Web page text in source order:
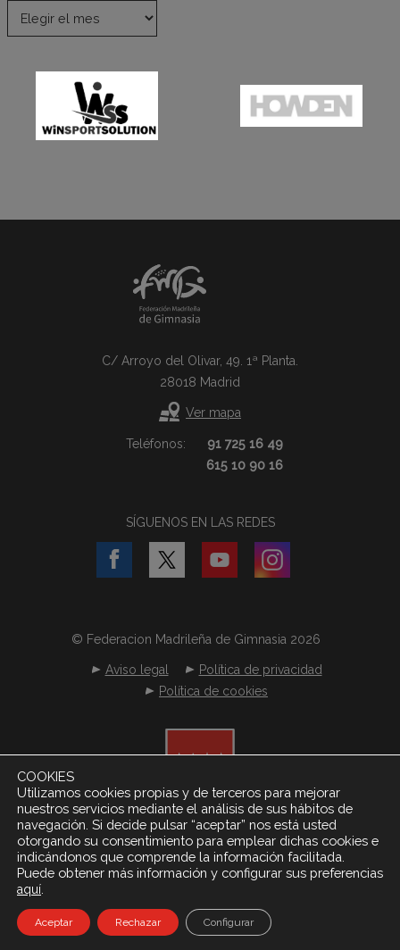
C/ Arroyo del Olivar, 49. 1ª Planta.
28018 Madrid
Ver mapa
Teléfonos:
91 725 16 49
615 10 90 16
SÍGUENOS EN LAS REDES
© Federacion Madrileña de Gimnasia 2026
Aviso legal
Política de privacidad
Política de cookies
COOKIES
Utilizamos cookies propias y de terceros para mejorar
nuestros servicios mediante el análisis de sus hábitos de
navegación. Si decide pulsar “aceptar” nos está usted
otorgando su consentimiento para emplear dichas cookies e
indicándonos que comprende la información facilitada.
Puede obtener más información y configurar sus preferencias
aquí
Aceptar Rechazar Configurar